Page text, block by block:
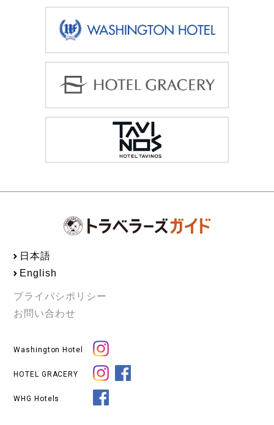
日本語
English
プライバシポリシー
お問い合わせ
Washington Hotel
HOTEL GRACERY
WHG Hotels